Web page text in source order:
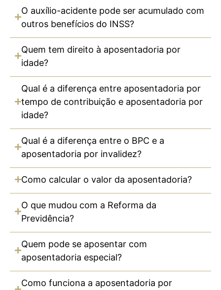
O auxílio-acidente pode ser acumulado com
outros benefícios do INSS?
Quem tem direito à aposentadoria por
idade?
Qual é a diferença entre aposentadoria por
tempo de contribuição e aposentadoria por
idade?
Qual é a diferença entre o BPC e a
aposentadoria por invalidez?
Como calcular o valor da aposentadoria?
O que mudou com a Reforma da
Previdência?
Quem pode se aposentar com
aposentadoria especial?
Como funciona a aposentadoria por